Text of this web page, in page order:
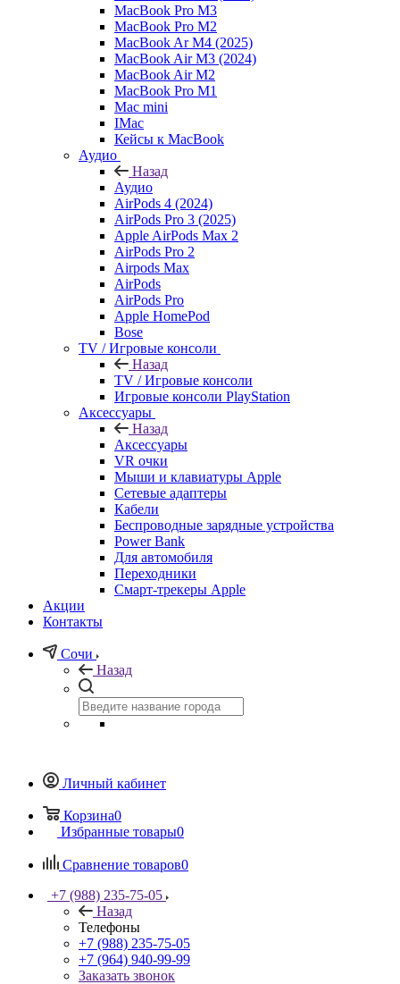
MacBook Pro M3
MacBook Pro M2
MacBook Ar M4 (2025)
MacBook Air M3 (2024)
MacBook Air M2
MacBook Pro M1
Mac mini
IMac
Кейсы к MacBook
Аудио
Назад
Аудио
AirPods 4 (2024)
AirPods Pro 3 (2025)
Apple AirPods Max 2
AirPods Pro 2
Airpods Max
AirPods
AirPods Pro
Apple HomePod
Bose
TV / Игровые консоли
Назад
TV / Игровые консоли
Игровые консоли PlayStation
Аксессуары
Назад
Аксессуары
VR очки
Мыши и клавиатуры Apple
Сетевые адаптеры
Кабели
Беспроводные зарядные устройства
Power Bank
Для автомобиля
Переходники
Смарт-трекеры Apple
Акции
Контакты
Сочи
Назад
Личный кабинет
Корзина0
Избранные товары0
Сравнение товаров0
+7 (988) 235-75-05
Назад
Телефоны
+7 (988) 235-75-05
+7 (964) 940-99-99
Заказать звонок